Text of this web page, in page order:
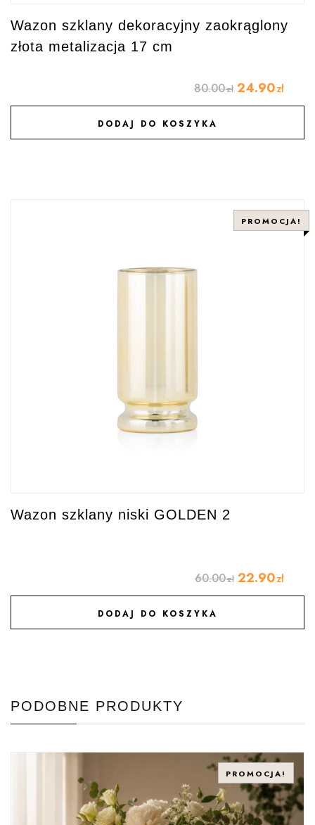
Wazon szklany dekoracyjny zaokrąglony
złota metalizacja 17 cm
80.00zł 24.90zł
DODAJ DO KOSZYKA
DODAJ DO ULUBIONYCH
PROMOCJA!
Wazon szklany niski GOLDEN 2
60.00zł 22.90zł
DODAJ DO KOSZYKA
DODAJ DO ULUBIONYCH
PODOBNE PRODUKTY
PROMOCJA!